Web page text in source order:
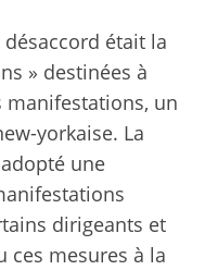
désaccord était la
» destinées à
manifestations, un
yorkaise. La
une
dirigeants et
ces mesures à la